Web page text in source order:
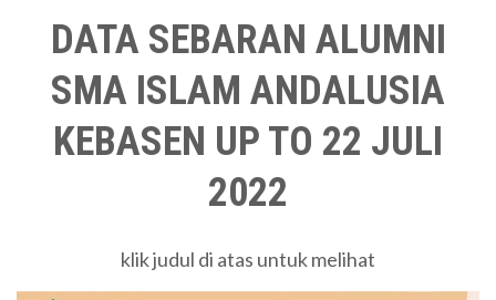
DATA SEBARAN ALUMNI
SMA ISLAM ANDALUSIA
KEBASEN UP TO 22 JULI
2022
klik judul di atas untuk melihat